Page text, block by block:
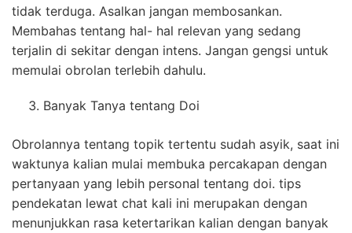
tidak terduga. Asalkan jangan membosankan.
Membahas tentang hal- hal relevan yang sedang
terjalin di sekitar dengan intens. Jangan gengsi untuk
memulai obrolan terlebih dahulu.
Banyak Tanya tentang Doi
Obrolannya tentang topik tertentu sudah asyik, saat ini
waktunya kalian mulai membuka percakapan dengan
pertanyaan yang lebih personal tentang doi. tips
pendekatan lewat chat kali ini merupakan dengan
menunjukkan rasa ketertarikan kalian dengan banyak